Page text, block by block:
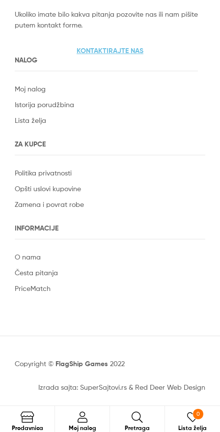
Ukoliko imate bilo kakva pitanja pozovite nas ili nam pišite
putem kontakt forme.
KONTAKTIRAJTE NAS
NALOG
Moj nalog
Istorija porudžbina
Lista želja
ZA KUPCE
Politika privatnosti
Opšti uslovi kupovine
Zamena i povrat robe
INFORMACIJE
O nama
Česta pitanja
PriceMatch
Copyright © FlagShip Games 2022
Izrada sajta: SuperSajtovi.rs & Red Deer Web Design
Prodavnica Moj nalog Pretraga Lista želja
0